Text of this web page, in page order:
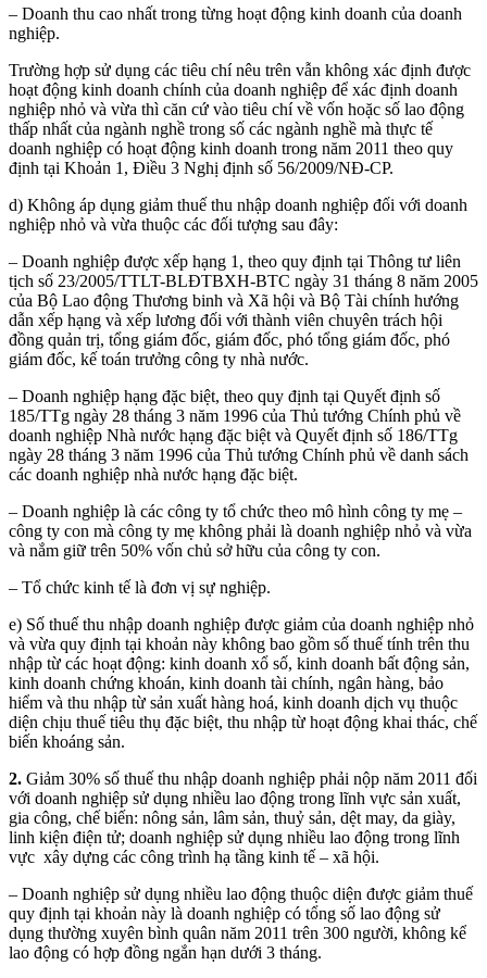
– Doanh thu cao nhất trong từng hoạt động kinh doanh của doanh
nghiệp.
Trường hợp sử dụng các tiêu chí nêu trên vẫn không xác định được
hoạt động kinh doanh chính của doanh nghiệp để xác định doanh
nghiệp nhỏ và vừa thì căn cứ vào tiêu chí về vốn hoặc số lao động
thấp nhất của ngành nghề trong số các ngành nghề mà thực tế
doanh nghiệp có hoạt động kinh doanh trong năm 2011 theo quy
định tại Khoản 1, Điều 3 Nghị định số 56/2009/NĐ-CP.
d) Không áp dụng giảm thuế thu nhập doanh nghiệp đối với doanh
nghiệp nhỏ và vừa thuộc các đối tượng sau đây:
– Doanh nghiệp được xếp hạng 1, theo quy định tại Thông tư liên
tịch số 23/2005/TTLT-BLĐTBXH-BTC ngày 31 tháng 8 năm 2005
của Bộ Lao động Thương binh và Xã hội và Bộ Tài chính hướng
dẫn xếp hạng và xếp lương đối với thành viên chuyên trách hội
đồng quản trị, tổng giám đốc, giám đốc, phó tổng giám đốc, phó
giám đốc, kế toán trưởng công ty nhà nước.
– Doanh nghiệp hạng đặc biệt, theo quy định tại Quyết định số
185/TTg ngày 28 tháng 3 năm 1996 của Thủ tướng Chính phủ về
doanh nghiệp Nhà nước hạng đặc biệt và Quyết định số 186/TTg
ngày 28 tháng 3 năm 1996 của Thủ tướng Chính phủ về danh sách
các doanh nghiệp nhà nước hạng đặc biệt.
– Doanh nghiệp là các công ty tổ chức theo mô hình công ty mẹ –
công ty con mà công ty mẹ không phải là doanh nghiệp nhỏ và vừa
và nắm giữ trên 50% vốn chủ sở hữu của công ty con.
– Tổ chức kinh tế là đơn vị sự nghiệp.
e) Số thuế thu nhập doanh nghiệp được giảm của doanh nghiệp nhỏ
và vừa quy định tại khoản này không bao gồm số thuế tính trên thu
nhập từ các hoạt động: kinh doanh xổ số, kinh doanh bất động sản,
kinh doanh chứng khoán, kinh doanh tài chính, ngân hàng, bảo
hiểm và thu nhập từ sản xuất hàng hoá, kinh doanh dịch vụ thuộc
diện chịu thuế tiêu thụ đặc biệt, thu nhập từ hoạt động khai thác, chế
biến khoáng sản.
2. Giảm 30% số thuế thu nhập doanh nghiệp phải nộp năm 2011 đối
với doanh nghiệp sử dụng nhiều lao động trong lĩnh vực sản xuất,
gia công, chế biến: nông sản, lâm sản, thuỷ sản, dệt may, da giày,
linh kiện điện tử; doanh nghiệp sử dụng nhiều lao động trong lĩnh
vực xây dựng các công trình hạ tầng kinh tế – xã hội.
– Doanh nghiệp sử dụng nhiều lao động thuộc diện được giảm thuế
quy định tại khoản này là doanh nghiệp có tổng số lao động sử
dụng thường xuyên bình quân năm 2011 trên 300 người, không kể
lao động có hợp đồng ngắn hạn dưới 3 tháng.